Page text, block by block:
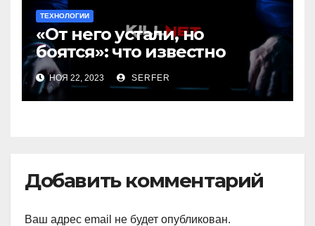
ТЕХНОЛОГИИ
«От него устали, но
боятся»: что известно
о лидере хакерской
группировки Killnet
НОЯ 22, 2023 SERFER
Добавить комментарий
Ваш адрес email не будет опубликован.